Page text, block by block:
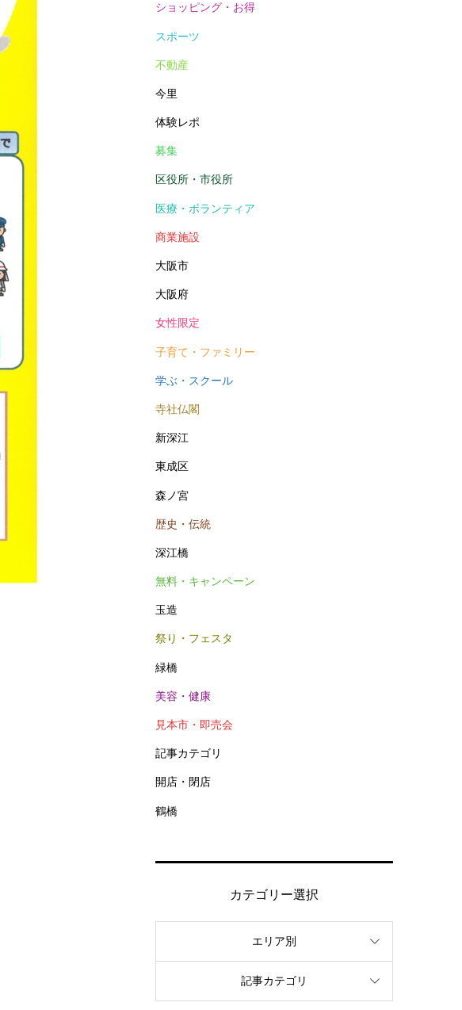
ショッピング・お得
スポーツ
不動産
今里
体験レポ
募集
区役所・市役所
医療・ボランティア
商業施設
大阪市
大阪府
女性限定
子育て・ファミリー
学ぶ・スクール
寺社仏閣
新深江
東成区
森ノ宮
歴史・伝統
深江橋
無料・キャンペーン
玉造
祭り・フェスタ
緑橋
美容・健康
見本市・即売会
記事カテゴリ
開店・閉店
鶴橋
カテゴリー選択
エリア別
記事カテゴリ